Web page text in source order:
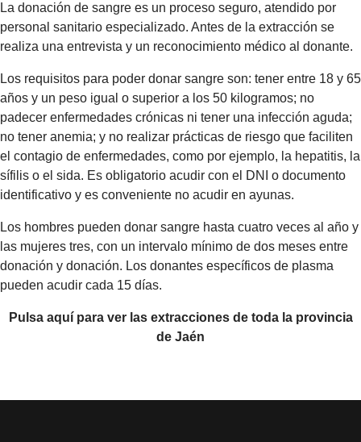
La donación de sangre es un proceso seguro, atendido por
personal sanitario especializado. Antes de la extracción se
realiza una entrevista y un reconocimiento médico al donante.
Los requisitos para poder donar sangre son: tener entre 18 y 65
años y un peso igual o superior a los 50 kilogramos; no
padecer enfermedades crónicas ni tener una infección aguda;
no tener anemia; y no realizar prácticas de riesgo que faciliten
el contagio de enfermedades, como por ejemplo, la hepatitis, la
sífilis o el sida. Es obligatorio acudir con el DNI o documento
identificativo y es conveniente no acudir en ayunas.
Los hombres pueden donar sangre hasta cuatro veces al año y
las mujeres tres, con un intervalo mínimo de dos meses entre
donación y donación. Los donantes específicos de plasma
pueden acudir cada 15 días.
Pulsa aquí para ver las extracciones de toda la provincia
de Jaén